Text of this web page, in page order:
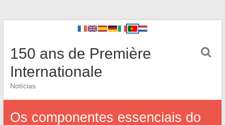
150 ans de Première
Internationale
Notícias
Os componentes essenciais do